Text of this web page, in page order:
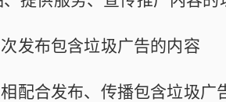
发布包含垃圾广告的内容
配合发布、传播包含垃圾广